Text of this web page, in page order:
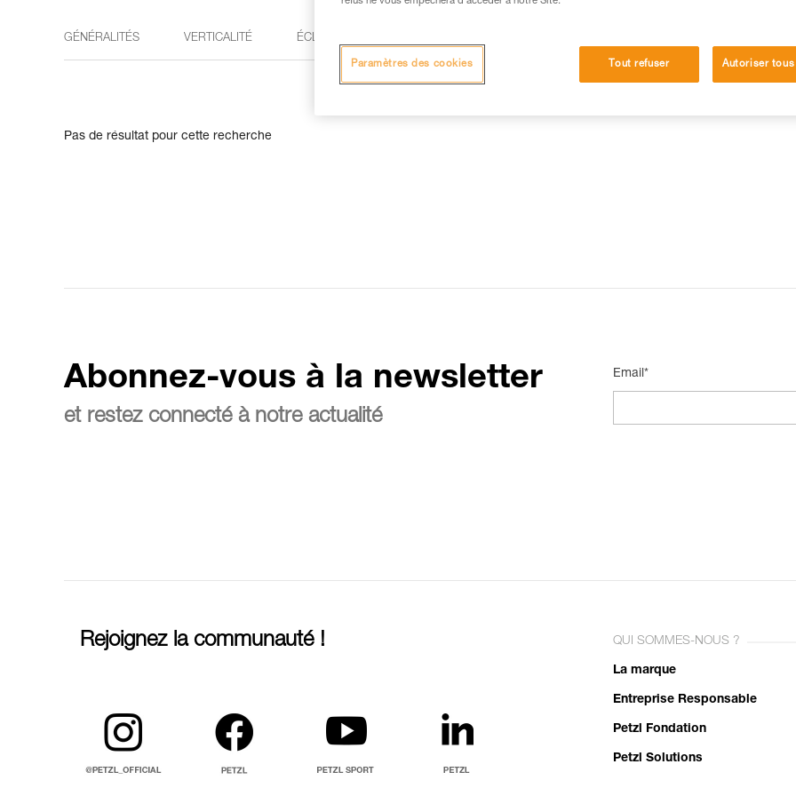
GÉNÉRALITÉS VERTICALITÉ ÉCLAIRAGE
Pas de résultat pour cette recherche
Abonnez-vous à la newsletter
et restez connecté à notre actualité
Email*
Rejoignez la communauté ! QUI SOMMES-NOUS ?
La marque
Entreprise Responsable
Petzl Fondation
Petzl Solutions
Tout refuser Autoriser
Paramètres des cookies